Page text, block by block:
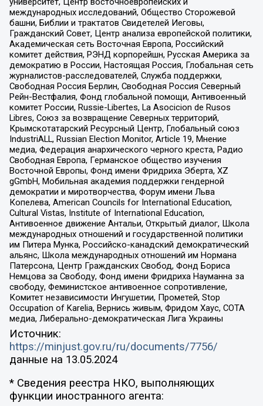
международных исследований, Общество Сторожевой
башни, Библии и трактатов Свидетелей Иеговы,
Гражданский Совет, Центр анализа европейской политики,
Академическая сеть Восточная Европа, Российский
комитет действия, РЭНД корпорейшн, Русская Америка за
демократию в России, Настоящая Россия, Глобальная сеть
журналистов-расследователей, Служба поддержки,
Свободная Россия Берлин, Свободная Россия Северный
Рейн-Вестфалия, Фонд глобальной помощи, Антивоенный
комитет России, Russie-Libertes, La Asocicion de Rusos
Libres, Союз за возвращение Северных территорий,
Крымскотатарский Ресурсный Центр, Глобальный союз
IndustriALL, Russian Election Monitor, Article 19, Мнение
медиа, Федерация анархического черного креста, Радио
Свободная Европа, Германское общество изучения
Восточной Европы, Фонд имени Фридриха Эберта, XZ
gGmbH, Мобильная академия поддержки гендерной
демократии и миротворчества, Форум имени Льва
Копелева, American Councils for International Education,
Cultural Vistas, Institute of International Education,
Антивоенное движение Антальи, Открытый диалог, Школа
международных отношений и государственной политики
им Питера Мунка, Российско-канадский демократический
альянс, Школа международных отношений им Нормана
Патерсона, Центр Гражданских Свобод, Фонд Бориса
Немцова за Свободу, Фонд имени Фридриха Науманна за
свободу, Феминистское антивоенное сопротивление,
Комитет независимости Ингушетии, Прометей, Stop
Occupation of Karelia, Вернись живым, Фридом Хаус, СОТА
медиа, Либерально-демократическая Лига Украины
Источник:
https://minjust.gov.ru/ru/documents/7756/
данные на 13.05.2024
* Сведения реестра НКО, выполняющих
функции иностранного агента: